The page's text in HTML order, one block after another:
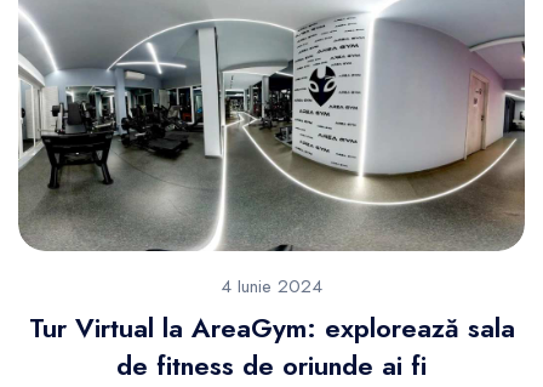
4 Iunie 2024
Tur Virtual la AreaGym: explorează sala
de fitness de oriunde ai fi